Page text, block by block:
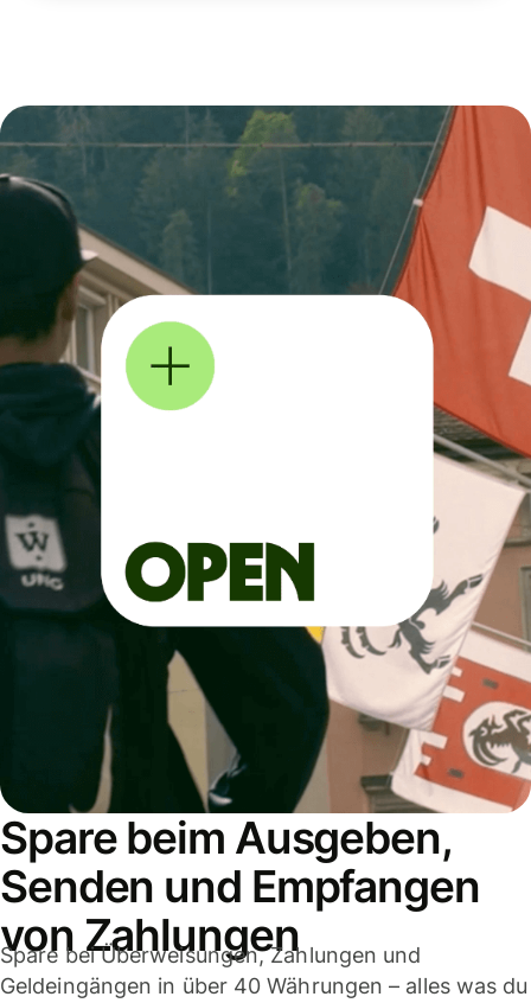
Spare beim Ausgeben,
Senden und Empfangen
von Zahlungen
Spare bei Überweisungen, Zahlungen und
Geldeingängen in über 40 Währungen – alles was du